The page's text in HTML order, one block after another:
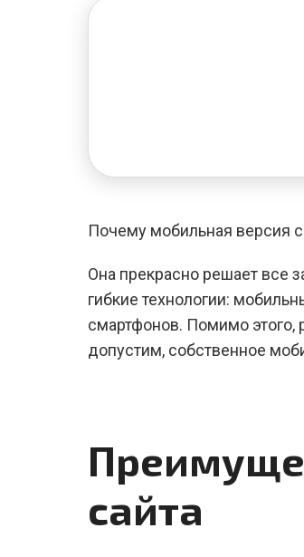
Почему мобильная версия
Она прекрасно решает все
гибкие технологии:
смартфонов. Помимо этого,
допустим, собственное
сайта